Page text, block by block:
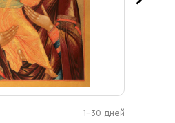
1-30 дней